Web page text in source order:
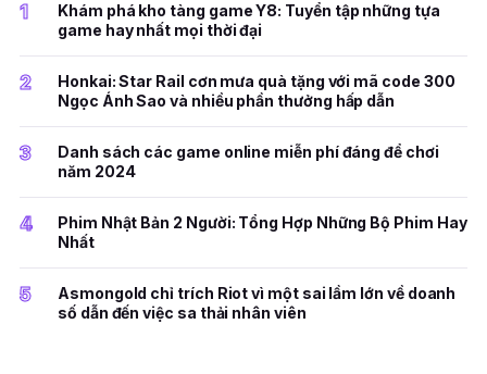
1
Khám phá kho tàng game Y8: Tuyển tập những tựa
game hay nhất mọi thời đại
2
Honkai: Star Rail cơn mưa quà tặng với mã code 300
Ngọc Ánh Sao và nhiều phần thưởng hấp dẫn
3
Danh sách các game online miễn phí đáng để chơi
năm 2024
4
Phim Nhật Bản 2 Người: Tổng Hợp Những Bộ Phim Hay
Nhất
5
Asmongold chỉ trích Riot vì một sai lầm lớn về doanh
số dẫn đến việc sa thải nhân viên